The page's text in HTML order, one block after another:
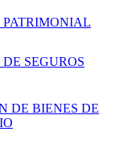
PATRIMONIAL
SEGUROS
DE BIENES DE